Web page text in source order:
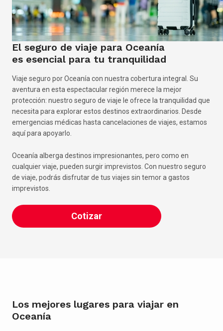
El seguro de viaje para Oceanía
es esencial para tu tranquilidad
Viaje seguro por Oceanía con nuestra cobertura integral. Su
aventura en esta espectacular región merece la mejor
protección: nuestro seguro de viaje le ofrece la tranquilidad que
necesita para explorar estos destinos extraordinarios. Desde
emergencias médicas hasta cancelaciones de viajes, estamos
aquí para apoyarlo.
Oceanía alberga destinos impresionantes, pero como en
cualquier viaje, pueden surgir imprevistos. Con nuestro seguro
de viaje, podrás disfrutar de tus viajes sin temor a gastos
imprevistos.
Cotizar
Los mejores lugares para viajar en
Oceanía